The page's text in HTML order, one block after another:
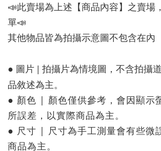
📣此賣場為上述【商品內容】之賣場
單📣
其他物品皆為拍攝示意圖不包含在內
● 圖片 | 拍攝片為情境圖，不含拍攝
品敘述為主。
● 顏色 | 顏色僅供參考，會因顯示
所誤差，以實際商品為主。
● 尺寸 | 尺寸為手工測量會有些微
商品為主。